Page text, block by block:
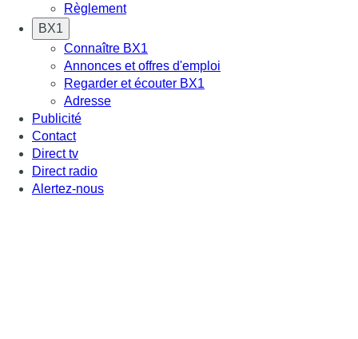
Règlement
BX1
Connaître BX1
Annonces et offres d'emploi
Regarder et écouter BX1
Adresse
Publicité
Contact
Direct tv
Direct radio
Alertez-nous